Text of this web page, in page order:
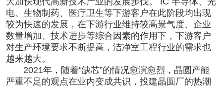
电、生物制药、医疗卫生等下游客户在此阶段均出现
较为快速的发展，在下游行业维持较高景气度、企业
数量增加、技术进步等综合因素的作用下，下游客户
对生产环境要求不断提高， 洁净室工程行业的需求也
越来越大。
2021年，随着“缺芯”的情况愈演愈烈，晶圆产能
严重不足的观点在业内变成共识，投建晶圆厂的热潮